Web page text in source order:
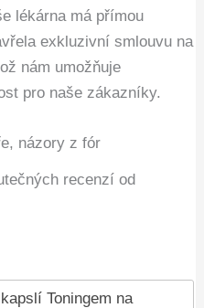
lékárna má přímou
exkluzivní smlouvu na
nám umožňuje
pro naše zákazníky.
názory z fór
recenzí od
Toningem na